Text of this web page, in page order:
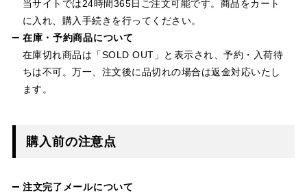
当サイトでは24時間365日ご注文可能です。商品をカート
に入れ、購入手続きを行ってください。
在庫・予約商品について
在庫切れ商品は「SOLD OUT」と表示され、予約・入荷待
ちは不可。万一、注文後に品切れの場合は返金対応いたし
ます。
購入前の注意点
注文完了メールについて